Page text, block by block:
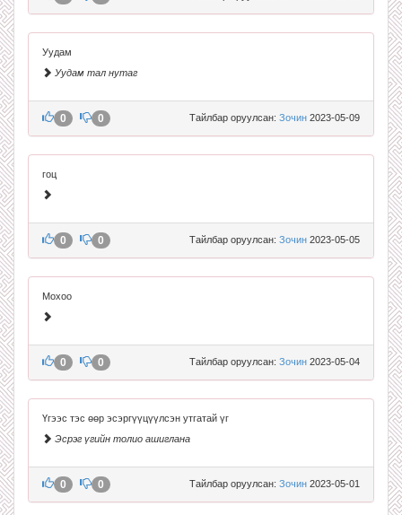
Уудам
Уудам тал нутаг
Тайлбар оруулсан: Зочин 2023-05-09
0 0
гоц
Тайлбар оруулсан: Зочин 2023-05-05
0 0
Мохоо
Тайлбар оруулсан: Зочин 2023-05-04
0 0
Үгээс тэс өөр эсэргүүцүүлсэн утгатай үг
Эсрэг үгийн толио ашиглана
Тайлбар оруулсан: Зочин 2023-05-01
0 0